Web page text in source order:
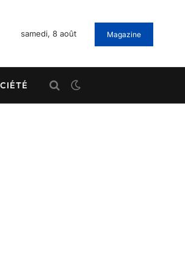
samedi, 8 août Magazine